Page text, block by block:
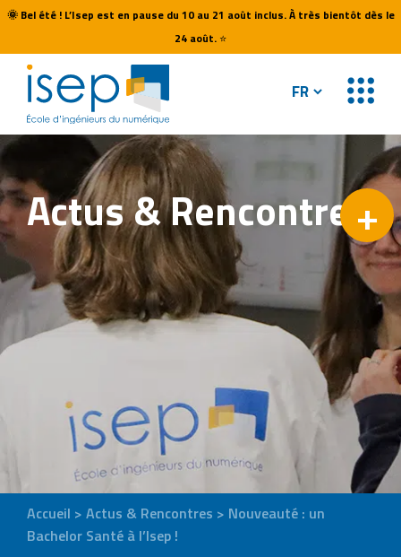
🌞Bel été ! L’Isep est en pause du 10 au 21 août inclus. À très bientôt dès le
24 août. ⭐
+
Actus &Rencontres
Accueil > Actus & Rencontres > Nouveauté : un
Bachelor Santé à l’Isep !